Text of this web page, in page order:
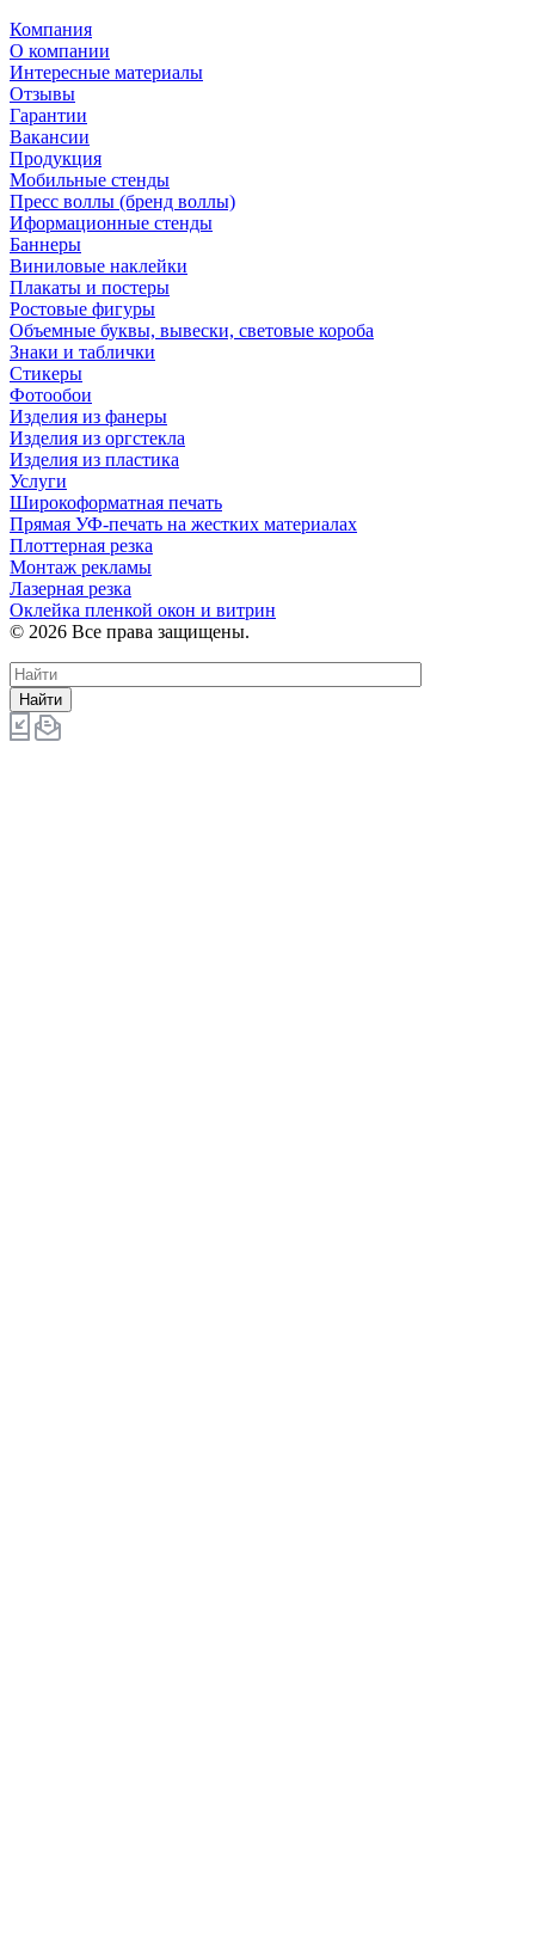
Компания
О компании
Интересные материалы
Отзывы
Гарантии
Вакансии
Продукция
Мобильные стенды
Пресс воллы (бренд воллы)
Иформационные стенды
Баннеры
Виниловые наклейки
Плакаты и постеры
Ростовые фигуры
Объемные буквы, вывески, световые короба
Знаки и таблички
Стикеры
Фотообои
Изделия из фанеры
Изделия из оргстекла
Изделия из пластика
Услуги
Широкоформатная печать
Прямая УФ-печать на жестких материалах
Плоттерная резка
Монтаж рекламы
Лазерная резка
Оклейка пленкой окон и витрин
© 2026 Все права защищены.
Найти